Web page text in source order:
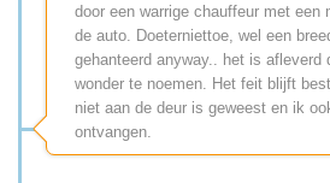
door een warrige chauffeur met een
de auto. Doeterniettoe, wel een
gehanteerd anyway.. het is afleverd
wonder te noemen. Het feit blijft
niet aan de deur is geweest en ik
ontvangen.